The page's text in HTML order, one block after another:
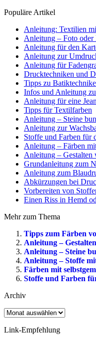
Populäre Artikel
Anleitung: Textilien
Anleitung – Foto
Anleitung für den
Anleitung zur
Anleitung für
Drucktechniken und
Tipps zu
Infos und Anleitung
Anleitung für eine
Tipps für Textilfarben
Anleitung – Steine
Anleitung zur
Stoffe und Farben für
Anleitung – Färben
Anleitung –
Grundanleitung zum
Anleitung zum
Abkürzungen bei
Vorbereiten von
Einen Riss in Hemd
Mehr zum Thema
Tipps zum Färben
Anleitung –
Anleitung – Steine
Anleitung – Stoffe
Färben mit
Stoffe und Farben
Archiv
Archiv
Link-Empfehlung